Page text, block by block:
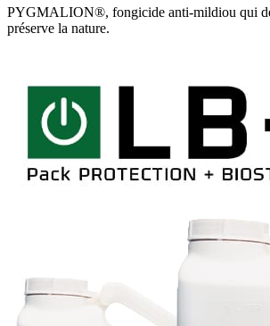
PYGMALION®, fongicide anti-mildiou qui
préserve la nature.